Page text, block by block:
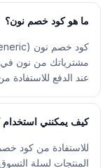
ما هو كود خصم نون؟
مشترياتك من نون في
عند الدفع للاستفادة
كيف يمكنني
المنتجات لسلة